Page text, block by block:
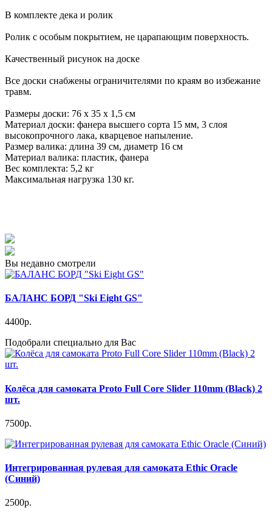
В комплекте дека и ролик
Ролик с особым покрытием, не царапающим поверхность.
Качественный рисунок на доске
Все доски снабжены ограничителями по краям во избежание
травм.
Размеры доски: 76 х 35 х 1,5 см
Материал доски: фанера высшего сорта 15 мм, 3 слоя
высокопрочного лака, кварцевое напыление.
Размер валика: длина 39 см, диаметр 16 см
Материал валика: пластик, фанера
Вес комплекта: 5,2 кг
Максимальная нагрузка 130 кг.
Вы недавно смотрели
БАЛАНС БОРД "Ski Eight GS"
4400р.
Подобрали специально для Вас
Колёсa для самоката Proto Full Core Slider 110mm (Black) 2
шт.
7500р.
Интегрированная рулевая для самоката Ethic Oracle
(Синий)
2500р.